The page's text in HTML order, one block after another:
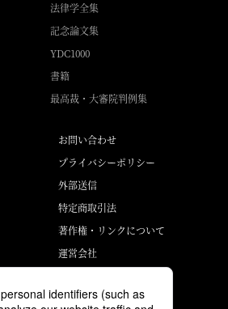
法律学全集
記念論文集
YDC1000
書籍
最高裁・大審院判例集
お問い合わせ
プライバシーポリシー
外部送信
特定商取引法
著作権・リンクについて
運営会社